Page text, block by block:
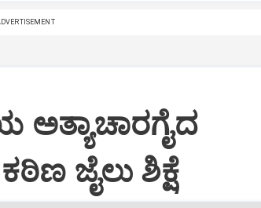
ಅತ್ಯಾಚಾರಗೈದ
ಜೈಲು ಶಿಕ್ಷೆ